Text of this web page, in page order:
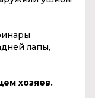
лапы,
хозяев.